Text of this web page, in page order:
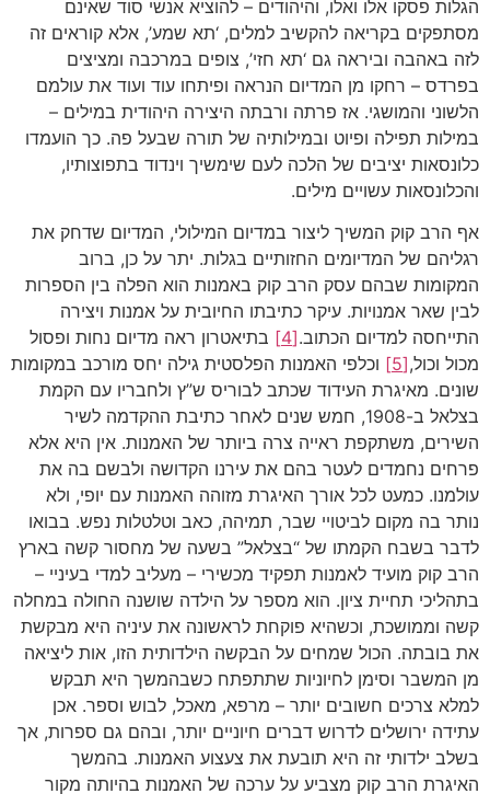
הגלות פסקו אלו ואלו, והיהודים – להוציא אנשי סוד שאינם
מסתפקים בקריאה להקשיב למלים, ‘תא שמע’, אלא קוראים זה
לזה באהבה וביראה גם ‘תא חזי’, צופים במרכבה ומציצים
בפרדס – רחקו מן המדיום הנראה ופיתחו עוד ועוד את עולמם
הלשוני והמושגי. אז פרתה ורבתה היצירה היהודית במילים –
במילות תפילה ופיוט ובמילותיה של תורה שבעל פה. כך הועמדו
כלונסאות יציבים של הלכה לעם שימשיך וינדוד בתפוצותיו,
והכלונסאות עשויים מילים.
אף הרב קוק המשיך ליצור במדיום המילולי, המדיום שדחק את
רגליהם של המדיומים החזותיים בגלות. יתר על כן, ברוב
המקומות שבהם עסק הרב קוק באמנות הוא הפלה בין הספרות
לבין שאר אמנויות. עיקר כתיבתו החיובית על אמנות ויצירה
התייחסה למדיום הכתוב.[4]
בתיאטרון ראה מדיום נחות ופסול
מכול וכול,[5]
וכלפי האמנות הפלסטית גילה יחס מורכב במקומות
שונים. מאיגרת העידוד שכתב לבוריס ש”ץ ולחבריו עם הקמת
בצלאל ב-1908, חמש שנים לאחר כתיבת ההקדמה לשיר
השירים, משתקפת ראייה צרה ביותר של האמנות. אין היא אלא
פרחים נחמדים לעטר בהם את עירנו הקדושה ולבשם בה את
עולמנו. כמעט לכל אורך האיגרת מזוהה האמנות עם יופי, ולא
נותר בה מקום לביטויי שבר, תמיהה, כאב וטלטלות נפש. בבואו
לדבר בשבח הקמתו של “בצלאל” בשעה של מחסור קשה בארץ
הרב קוק מועיד לאמנות תפקיד מכשירי – מעליב למדי בעיניי –
בתהליכי תחיית ציון. הוא מספר על הילדה שושנה החולה במחלה
קשה וממושכת, וכשהיא פוקחת לראשונה את עיניה היא מבקשת
את בובתה. הכול שמחים על הבקשה הילדותית הזו, אות ליציאה
מן המשבר וסימן לחיוניות שתתפתח כשבהמשך היא תבקש
למלא צרכים חשובים יותר – מרפא, מאכל, לבוש וספר. אכן
עתידה ירושלים לדרוש דברים חיוניים יותר, ובהם גם ספרות, אך
בשלב ילדותי זה היא תובעת את צעצוע האמנות. בהמשך
האיגרת הרב קוק מצביע על ערכה של האמנות בהיותה מקור